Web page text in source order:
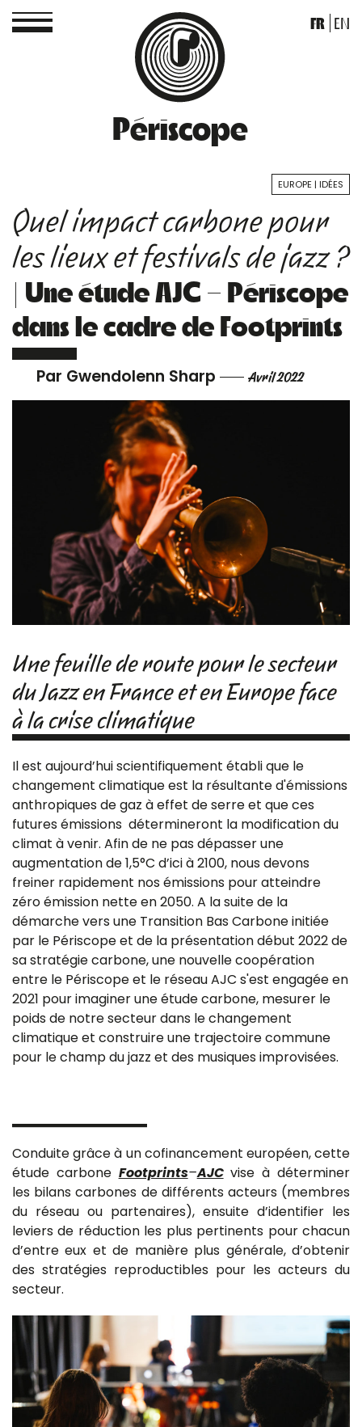
Périscope
FR EN
EUROPE IDÉES
Quel impact carbone pour
les lieux et festivals de jazz ?
| Une étude AJC – Périscope
dans le cadre de Footprints
Par Gwendolenn Sharp Avril 2022
Une feuille de route pour le secteur
du Jazz en France et en Europe face
à la crise climatique
Il est aujourd’hui scientifiquement établi que le
changement climatique est la résultante d'émissions
anthropiques de gaz à effet de serre et que ces
futures émissions détermineront la modification du
climat à venir. Afin de ne pas dépasser une
augmentation de 1,5°C d’ici à 2100, nous devons
freiner rapidement nos émissions pour atteindre
zéro émission nette en 2050. A la suite de la
démarche vers une Transition Bas Carbone initiée
par le Périscope et de la présentation début 2022 de
sa stratégie carbone, une nouvelle coopération
entre le Périscope et le réseau AJC s'est engagée en
2021 pour imaginer une étude carbone, mesurer le
poids de notre secteur dans le changement
climatique et construire une trajectoire commune
pour le champ du jazz et des musiques improvisées.
Conduite grâce à un cofinancement européen, cette
étude carbone Footprints–AJCvise à déterminer
les bilans carbones de différents acteurs (membres
du réseau ou partenaires), ensuite d’identifier les
leviers de réduction les plus pertinents pour chacun
d’entre eux et de manière plus générale, d’obtenir
des stratégies reproductibles pour les acteurs du
secteur.